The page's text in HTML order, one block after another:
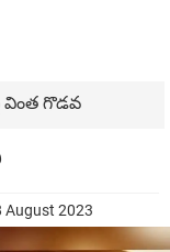
వింత గొడవ
August 2023